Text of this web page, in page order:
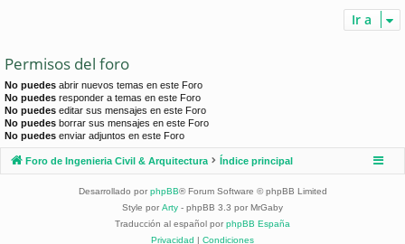
Ir a
Permisos del foro
No puedes abrir nuevos temas en este Foro
No puedes responder a temas en este Foro
No puedes editar sus mensajes en este Foro
No puedes borrar sus mensajes en este Foro
No puedes enviar adjuntos en este Foro
Foro de Ingenieria Civil & Arquitectura Índice principal
Desarrollado por phpBB® Forum Software © phpBB Limited
Style por Arty - phpBB 3.3 por MrGaby
Traducción al español por phpBB España
Privacidad | Condiciones